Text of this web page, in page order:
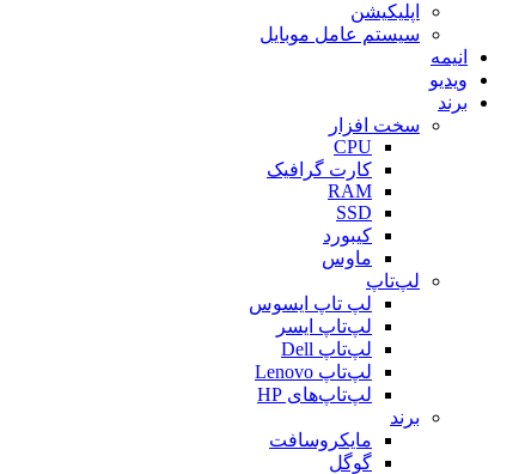
اپلیکیشن
سیستم عامل موبایل
انیمه
ویدیو
برند
سخت افزار
CPU
کارت گرافیک
RAM
SSD
کیبورد
ماوس
لپ‌تاپ
لپ تاپ ایسوس
لپ‌تاپ ایسر
لپ‌تاپ Dell
لپ‌تاپ Lenovo
لپ‌تاپ‌های HP
برند
مایکروسافت
گوگل